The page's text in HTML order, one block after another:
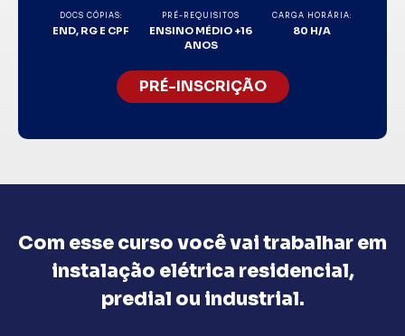
DOCS CÓPIAS:
END, RG E CPF
PRÉ-REQUISITOS
ENSINO MÉDIO +16
ANOS
CARGA HORÁRIA:
80 H/A
PRÉ-INSCRIÇÃO
Com esse curso você vai trabalhar em
instalação elétrica residencial,
predial ou industrial.